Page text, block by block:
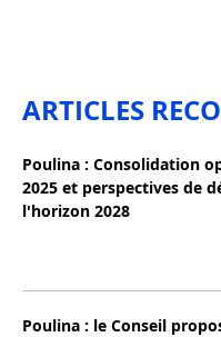
ARTICLES
Poulina : Consolidation
2025 et perspectives de
l'horizon 2028
Poulina : le Conseil